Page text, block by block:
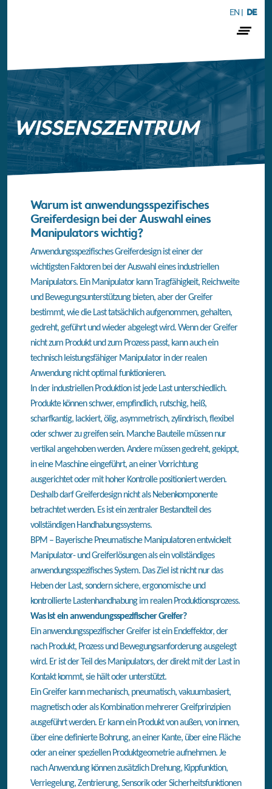
EN | DE
WISSENSZENTRUM
Warum ist anwendungsspezifisches
Greiferdesign bei der Auswahl eines
Manipulators wichtig?
Anwendungsspezifisches Greiferdesign ist einer der
wichtigsten Faktoren bei der Auswahl eines industriellen
Manipulators. Ein Manipulator kann Tragfähigkeit, Reichweite
und Bewegungsunterstützung bieten, aber der Greifer
bestimmt, wie die Last tatsächlich aufgenommen, gehalten,
gedreht, geführt und wieder abgelegt wird. Wenn der Greifer
nicht zum Produkt und zum Prozess passt, kann auch ein
technisch leistungsfähiger Manipulator in der realen
Anwendung nicht optimal funktionieren.
In der industriellen Produktion ist jede Last unterschiedlich.
Produkte können schwer, empfindlich, rutschig, heiß,
scharfkantig, lackiert, ölig, asymmetrisch, zylindrisch, flexibel
oder schwer zu greifen sein. Manche Bauteile müssen nur
vertikal angehoben werden. Andere müssen gedreht, gekippt,
in eine Maschine eingeführt, an einer Vorrichtung
ausgerichtet oder mit hoher Kontrolle positioniert werden.
Deshalb darf Greiferdesign nicht als Nebenkomponente
betrachtet werden. Es ist ein zentraler Bestandteil des
vollständigen Handhabungssystems.
BPM – Bayerische Pneumatische Manipulatoren entwickelt
Manipulator- und Greiferlösungen als ein vollständiges
anwendungsspezifisches System. Das Ziel ist nicht nur das
Heben der Last, sondern sichere, ergonomische und
kontrollierte Lastenhandhabung im realen Produktionsprozess.
Was ist ein anwendungsspezifischer Greifer?
Ein anwendungsspezifischer Greifer ist ein Endeffektor, der
nach Produkt, Prozess und Bewegungsanforderung ausgelegt
wird. Er ist der Teil des Manipulators, der direkt mit der Last in
Kontakt kommt, sie hält oder unterstützt.
Ein Greifer kann mechanisch, pneumatisch, vakuumbasiert,
magnetisch oder als Kombination mehrerer Greifprinzipien
ausgeführt werden. Er kann ein Produkt von außen, von innen,
über eine definierte Bohrung, an einer Kante, über eine Fläche
oder an einer speziellen Produktgeometrie aufnehmen. Je
nach Anwendung können zusätzlich Drehung, Kippfunktion,
Verriegelung, Zentrierung, Sensorik oder Sicherheitsfunktionen